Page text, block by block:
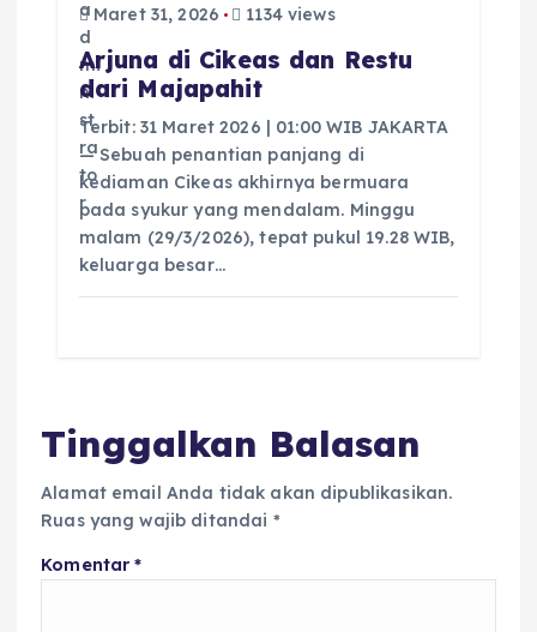
Maret 31, 2026
1134 views
Arjuna di Cikeas dan Restu
dari Majapahit
Terbit: 31 Maret 2026 | 01:00 WIB JAKARTA
— Sebuah penantian panjang di
kediaman Cikeas akhirnya bermuara
pada syukur yang mendalam. Minggu
malam (29/3/2026), tepat pukul 19.28 WIB,
keluarga besar…
Tinggalkan Balasan
Alamat email Anda tidak akan dipublikasikan.
Ruas yang wajib ditandai *
Komentar*